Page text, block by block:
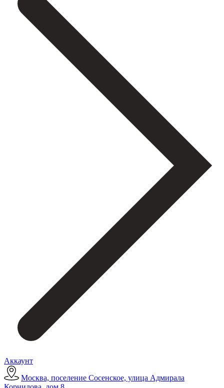
Аккаунт
Москва, поселение Сосенское, улица Адмирала